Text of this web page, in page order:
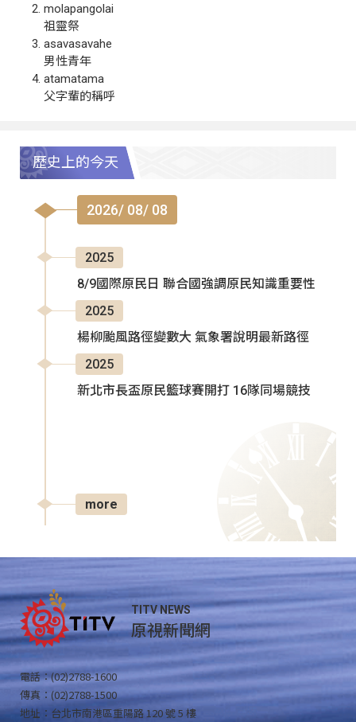
molapangolai
祖靈祭
asavasavahe
男性青年
atamatama
父字輩的稱呼
歷史上的今天
2026/ 08/ 08
2025
8/9國際原民日 聯合國強調原民知識重要性
2025
楊柳颱風路徑變數大 氣象署說明最新路徑
2025
新北市長盃原民籃球賽開打 16隊同場競技
more
TITV NEWS
原視新聞網
電話：(02)2788-1600
傳真：(02)2788-1500
地址：台北市南港區重陽路 120 號 5 樓